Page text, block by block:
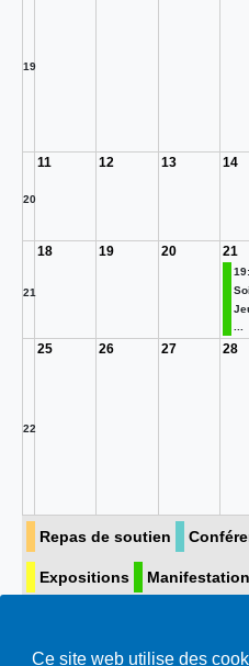
Ce site web utilise des
19
20
11 12 13 14
21
18 19 20 21
...
22
25 26 27 28
Repas de soutien
Expositions